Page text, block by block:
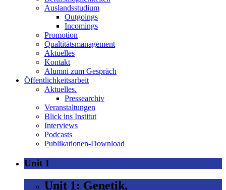
Auslandsstudium
Outgoings
Incomings
Promotion
Qualtitätsmanagement
Aktuelles
Kontakt
Alumni zum Gespräch
Öffentlichkeitsarbeit
Aktuelles.
Pressearchiv
Veranstaltungen
Blick ins Institut
Interviews
Podcasts
Publikationen-Download
Unit 1
Unit 1: Genetik,